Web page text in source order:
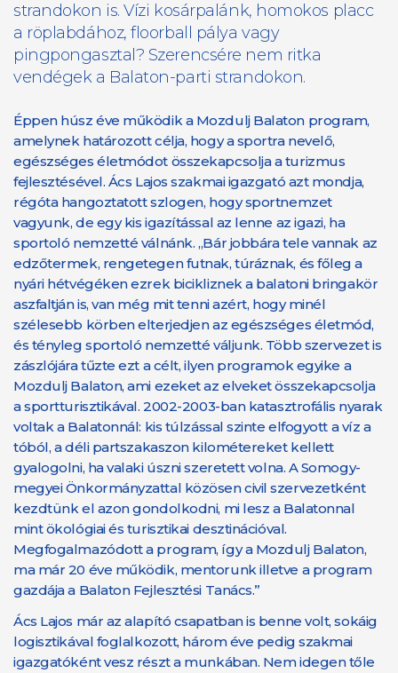
strandokon is. Vízi kosárpalánk, homokos placc
a röplabdához, floorball pálya vagy
pingpongasztal? Szerencsére nem ritka
vendégek a Balaton-parti strandokon.
Éppen húsz éve működik a Mozdulj Balaton program,
amelynek határozott célja, hogy a sportra nevelő,
egészséges életmódot összekapcsolja a turizmus
fejlesztésével. Ács Lajos szakmai igazgató azt mondja,
régóta hangoztatott szlogen, hogy sportnemzet
vagyunk, de egy kis igazítással az lenne az igazi, ha
sportoló nemzetté válnánk. „Bár jobbára tele vannak az
edzőtermek, rengetegen futnak, túráznak, és főleg a
nyári hétvégéken ezrek bicikliznek a balatoni bringakör
aszfaltján is, van még mit tenni azért, hogy minél
szélesebb körben elterjedjen az egészséges életmód,
és tényleg sportoló nemzetté váljunk. Több szervezet is
zászlójára tűzte ezt a célt, ilyen programok egyike a
Mozdulj Balaton, ami ezeket az elveket összekapcsolja
a sportturisztikával. 2002-2003-ban katasztrofális nyarak
voltak a Balatonnál: kis túlzással szinte elfogyott a víz a
tóból, a déli partszakaszon kilométereket kellett
gyalogolni, ha valaki úszni szeretett volna. A Somogy-
megyei Önkormányzattal közösen civil szervezetként
kezdtünk el azon gondolkodni, mi lesz a Balatonnal
mint ökológiai és turisztikai desztinációval.
Megfogalmazódott a program, így a Mozdulj Balaton,
ma már 20 éve működik, mentorunk illetve a program
gazdája a Balaton Fejlesztési Tanács.”
Ács Lajos már az alapító csapatban is benne volt, sokáig
logisztikával foglalkozott, három éve pedig szakmai
igazgatóként vesz részt a munkában. Nem idegen tőle